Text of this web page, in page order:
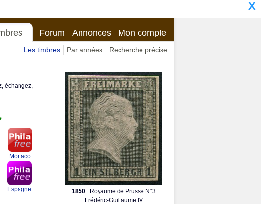
X
Forum Annonces Mon compte
Les timbres Par années Recherche précise
1850 : Royaume de Prusse N°3
Frédéric-Guillaume IV
échangez,
Monaco
Espagne